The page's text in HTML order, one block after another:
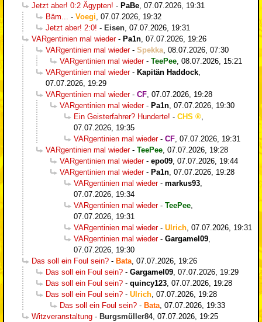
Jetzt aber! 0:2 Ägypten! - PaBe 07.07.2026, 19:31
Bäm...
- Voegi 07.07.2026, 19:32
Jetzt aber! 2:0! - Eisen 07.07.2026, 19:31
VARgentinien mal wieder- Pa1n 07.07.2026, 19:26
VARgentinien mal wieder- Spekka 08.07.2026, 07:30
VARgentinien mal wieder- TeePee 08.07.2026, 15:21
VARgentinien mal wieder- Kapitän Haddock
07.07.2026, 19:29
VARgentinien mal wieder- CF 07.07.2026, 19:28
VARgentinien mal wieder- Pa1n 07.07.2026, 19:30
Ein Geisterfahrer? Hunderte! - CHS
07.07.2026, 19:35
VARgentinien mal wieder- CF 07.07.2026, 19:31
VARgentinien mal wieder- TeePee 07.07.2026, 19:28
VARgentinien mal wieder- epo09 07.07.2026, 19:44
VARgentinien mal wieder- Pa1n 07.07.2026, 19:28
VARgentinien mal wieder- markus93
07.07.2026, 19:34
VARgentinien mal wieder- TeePee
07.07.2026, 19:31
VARgentinien mal wieder- Ulrich 07.07.2026, 19:31
VARgentinien mal wieder- Gargamel09
07.07.2026, 19:30
Das soll ein Foul sein? - Bata 07.07.2026, 19:26
Das soll ein Foul sein? - Gargamel09 07.07.2026, 19:29
Das soll ein Foul sein? - quincy123 07.07.2026, 19:28
Das soll ein Foul sein? - Ulrich 07.07.2026, 19:28
Das soll ein Foul sein? - Bata 07.07.2026, 19:33
Witzveranstaltung - Burgsmüller84, 07.07.2026, 19:25